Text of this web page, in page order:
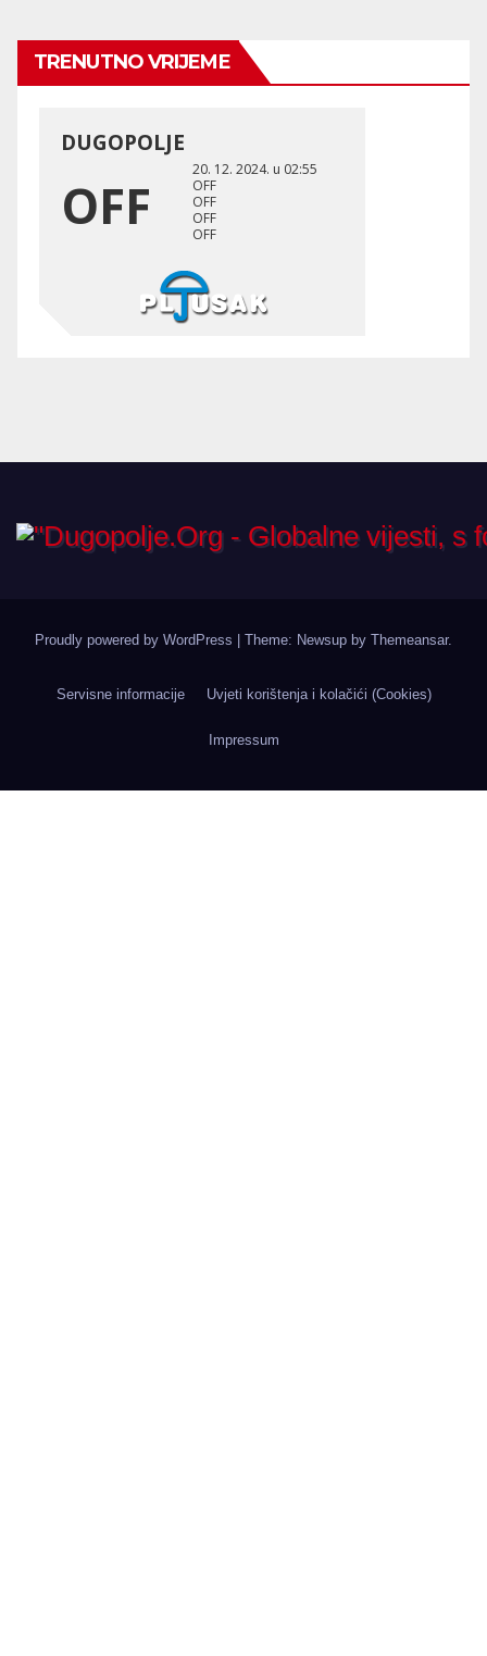
TRENUTNO VRIJEME
Proudly powered by WordPress Theme: Newsup by Themeansar.
Servisne informacije Uvjeti korištenja i kolačići (Cookies)
Impressum